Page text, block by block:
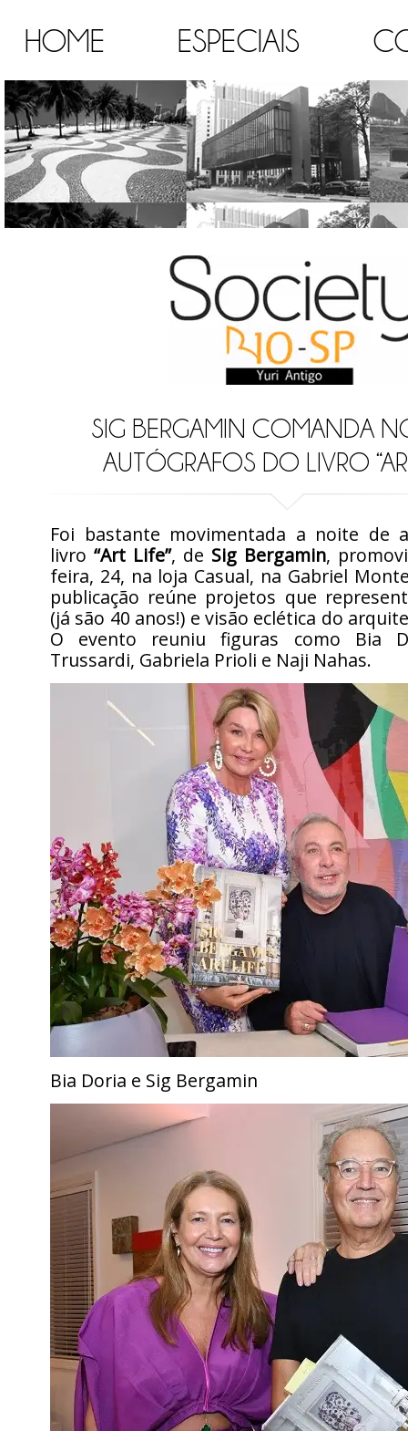
HOME ESPECIAIS
SIG BERGAMIN COMANDA
AUTÓGRAFOS DO LIVRO
Foi bastante movimentada a noite de
livro “Art Life”, de Sig Bergamin,
feira, 24, na loja Casual, na Gabriel
publicação reúne projetos que
(já são 40 anos!) e visão eclética do
O evento reuniu figuras como Bia
Trussardi, Gabriela Prioli e Naji Nahas.
Bia Doria e Sig Bergamin